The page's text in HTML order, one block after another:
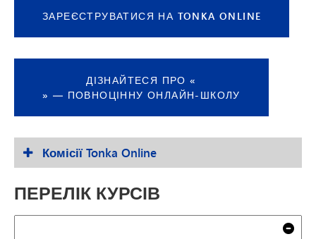
ЗАРЕЄСТРУВАТИСЯ НА TONKA ONLINE
ДІЗНАЙТЕСЯ ПРО «
» — ПОВНОЦІННУ ОНЛАЙН-ШКОЛУ
Комісії Tonka Online
ПЕРЕЛІК КУРСІВ